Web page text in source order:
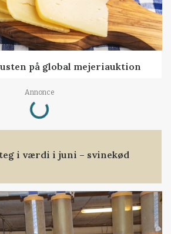
på global mejeriauktion
Annonce
Loading...
i værdi i juni – svinekød